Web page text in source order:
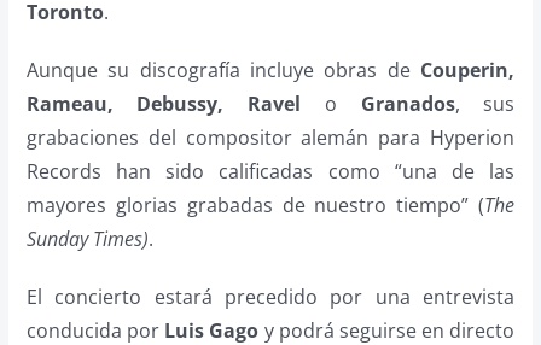
Toronto.
Aunque su discografía incluye obras de Couperin,
Rameau, Debussy, Ravel o Granados, sus
grabaciones del compositor alemán para Hyperion
Records han sido calificadas como “una de las
mayores glorias grabadas de nuestro tiempo” (The
Sunday Times).
El concierto estará precedido por una entrevista
conducida por Luis Gago y podrá seguirse en directo